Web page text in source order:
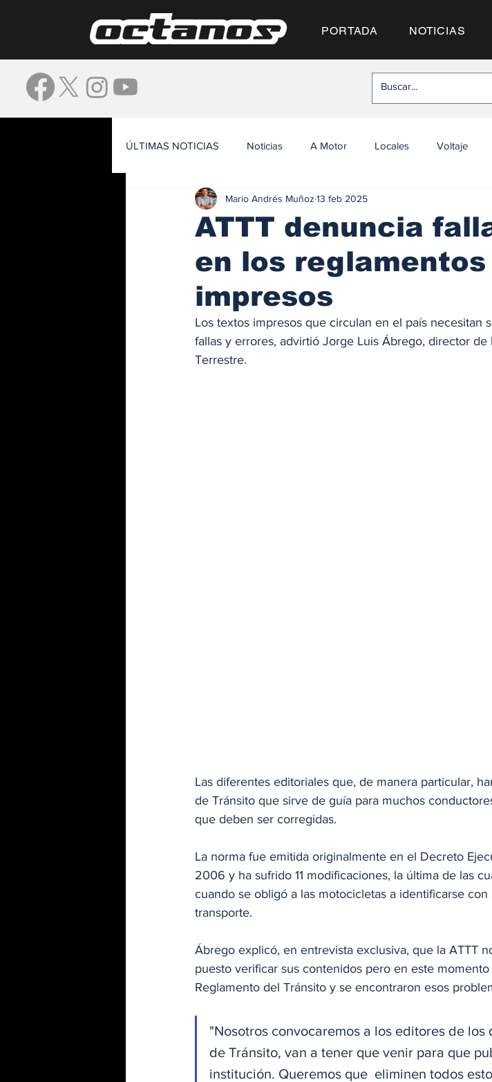
PORTADA NOTICIAS
ÚLTIMAS NOTICIAS Noticias A Motor Locales Voltaje
ATTT denuncia
en los
impresos
Mario Andrés Muñoz 13 feb 2025
Los textos impresos que circulan en el país necesitan
fallas y errores, advirtió Jorge Luis Ábrego, director
Terrestre.
Las diferentes editoriales que, de manera particular,
de Tránsito que sirve de guía para muchos
que deben ser corregidas.
La norma fue emitida originalmente en el Decreto
2006 y ha sufrido 11 modificaciones, la última de las
cuando se obligó a las motocicletas a identificarse
transporte.
Ábrego explicó, en entrevista exclusiva, que la ATTT
puesto verificar sus contenidos pero en este
Reglamento del Tránsito y se encontraron esos
"Nosotros convocaremos a los editores de
de Tránsito, van a tener que venir para que
institución. Queremos que  eliminen todos